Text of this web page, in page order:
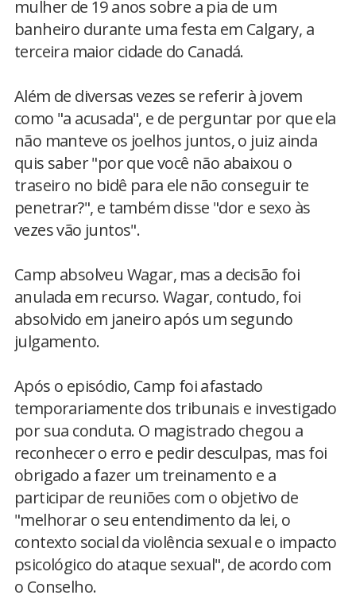
mulher de 19 anos sobre a pia de um
banheiro durante uma festa em Calgary, a
terceira maior cidade do Canadá.
Além de diversas vezes se referir à jovem
como "a acusada", e de perguntar por que ela
não manteve os joelhos juntos, o juiz ainda
quis saber "por que você não abaixou o
traseiro no bidê para ele não conseguir te
penetrar?", e também disse "dor e sexo às
vezes vão juntos".
Camp absolveu Wagar, mas a decisão foi
anulada em recurso. Wagar, contudo, foi
absolvido em janeiro após um segundo
julgamento.
Após o episódio, Camp foi afastado
temporariamente dos tribunais e investigado
por sua conduta. O magistrado chegou a
reconhecer o erro e pedir desculpas, mas foi
obrigado a fazer um treinamento e a
participar de reuniões com o objetivo de
"melhorar o seu entendimento da lei, o
contexto social da violência sexual e o impacto
psicológico do ataque sexual", de acordo com
o Conselho.